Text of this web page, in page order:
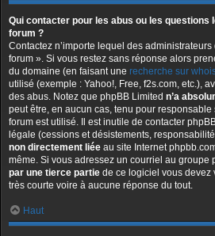
Qui contacter pour les abus ou les questions
forum ?
Contactez n’importe lequel des administrateurs
forum ». Si vous restez sans réponse alors
du domaine (en faisant une recherche sur
utilisé (exemple : Yahoo!, Free, f2s.com, etc.),
des abus. Notez que phpBB Limited n’a
peut être, en aucun cas, tenu pour responsable
forum est utilisé. Il est inutile de contacter
légale (cessions et désistements,
non directement liée au site Internet
même. Si vous adressez un courriel au groupe
par une tierce partie de ce logiciel vous devez
très courte voire à aucune réponse du tout.
Haut